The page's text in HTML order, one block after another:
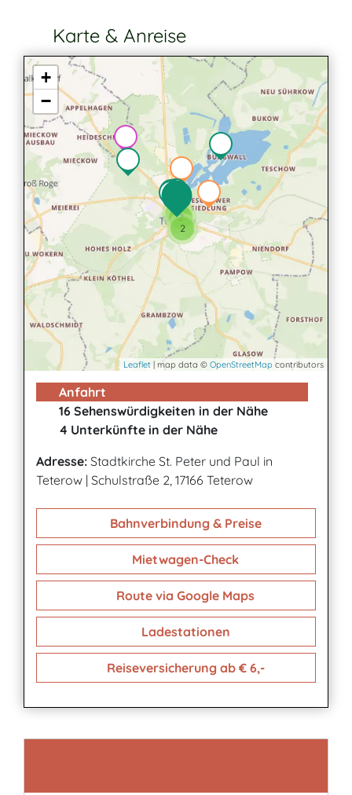
Karte & Anreise
2
2
7
+
−
Leaflet | map data © OpenStreetMap contributors
Anfahrt
16 Sehenswürdigkeiten in der Nähe
4 Unterkünfte in der Nähe
Adresse: Stadtkirche St. Peter und Paul in
Teterow | Schulstraße 2, 17166 Teterow
Bahnverbindung & Preise
Mietwagen-Check
Route via Google Maps
Ladestationen
Reiseversicherung ab € 6,-